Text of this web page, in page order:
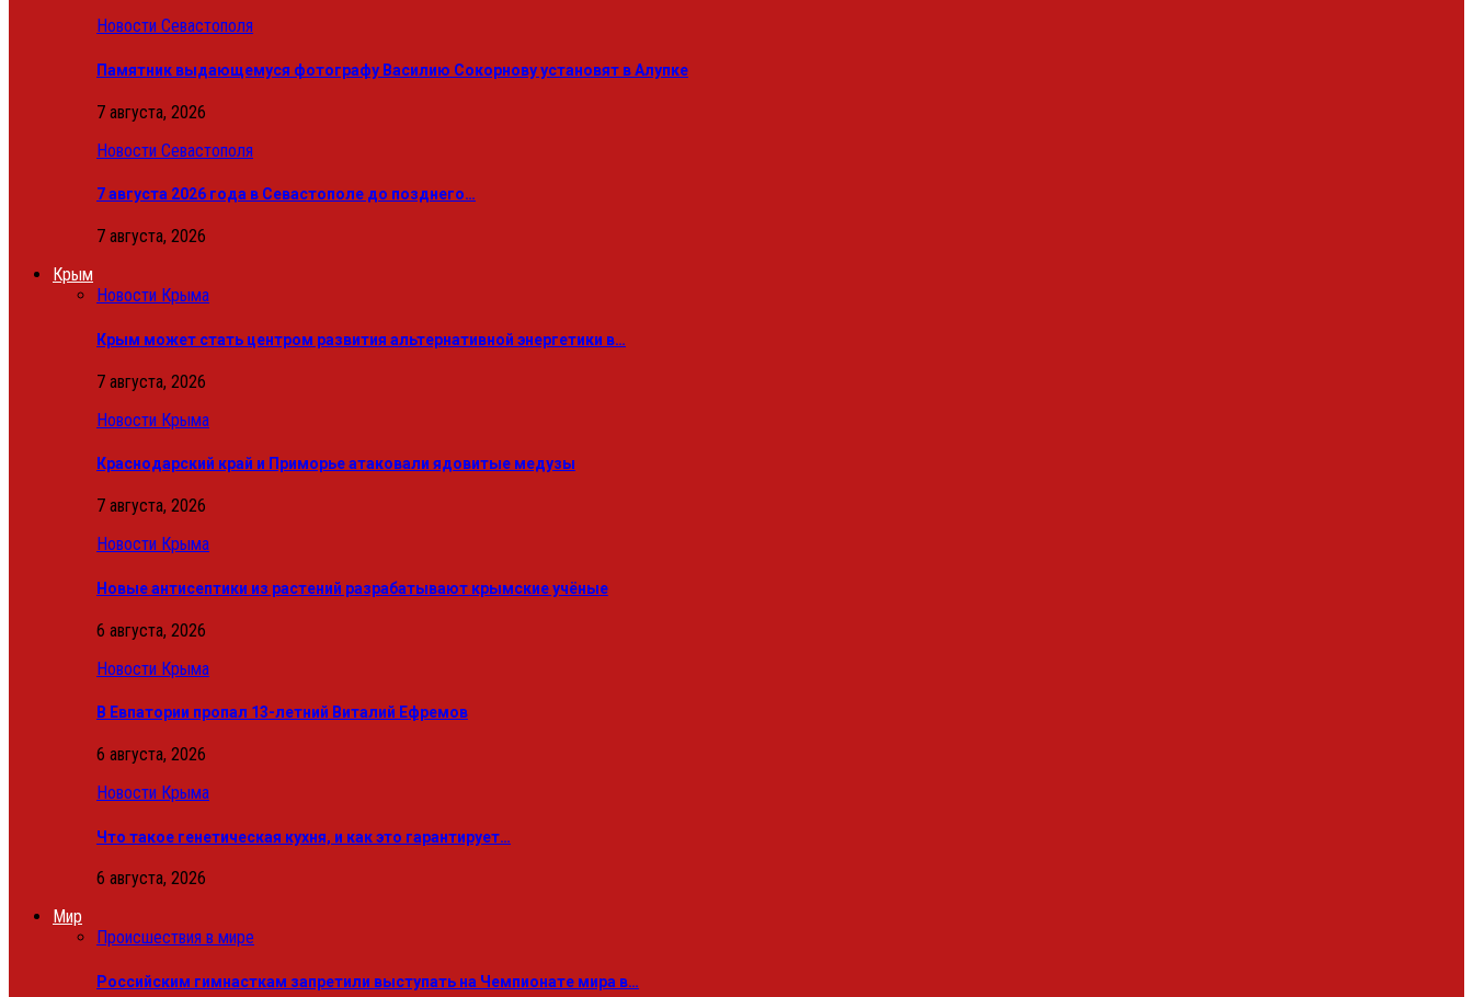
Новости Севастополя
Памятник выдающемуся фотографу Василию Сокорнову установят в Алупке
7 августа, 2026
Новости Севастополя
7 августа 2026 года в Севастополе до позднего…
7 августа, 2026
Крым
Новости Крыма
Крым может стать центром развития альтернативной энергетики в…
7 августа, 2026
Новости Крыма
Краснодарский край и Приморье атаковали ядовитые медузы
7 августа, 2026
Новости Крыма
Новые антисептики из растений разрабатывают крымские учёные
6 августа, 2026
Новости Крыма
В Евпатории пропал 13-летний Виталий Ефремов
6 августа, 2026
Новости Крыма
Что такое генетическая кухня, и как это гарантирует…
6 августа, 2026
Мир
Происшествия в мире
Российским гимнасткам запретили выступать на Чемпионате мира в…